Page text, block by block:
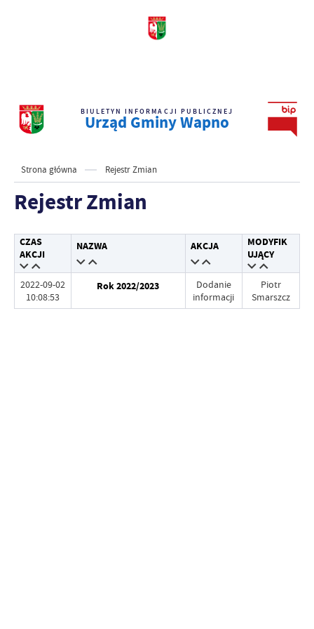
BIULETYN INFORMACJI PUBLICZNEJ
Urząd Gminy Wapno
Strona główna Rejestr Zmian
Rejestr Zmian
CZAS
AKCJI
NAZWA AKCJA
MODYFIK
UJĄCY
2022-09-02
10:08:53
Rok 2022/2023
Dodanie
informacji
Piotr
Smarszcz